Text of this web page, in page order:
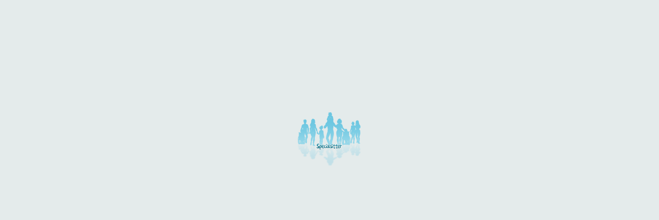
Unsere Arbeitgeber in dieser Kategorie